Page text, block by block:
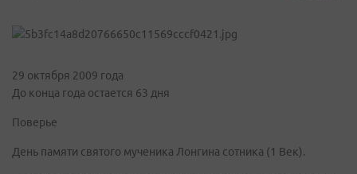
29 октября 2009 года
До конца года остается 63 дня
Поверье
День памяти святого мученика Лонгина сотника (1 Век).